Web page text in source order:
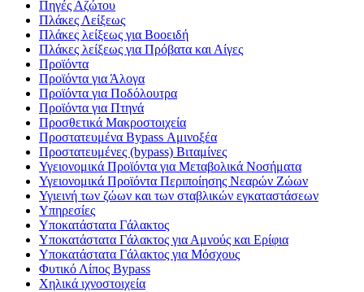
Πηγές Αζώτου
Πλάκες Λείξεως
Πλάκες λείξεως για Βοοειδή
Πλάκες λείξεως για Πρόβατα και Αίγες
Προϊόντα
Προϊόντα για Άλογα
Προϊόντα για Ποδόλουτρα
Προϊόντα για Πτηνά
Προσθετικά Μακροστοιχεία
Προστατευμένα Bypass Αμινοξέα
Προστατευμένες (bypass) Βιταμίνες
Υγειονομικά Προϊόντα για Μεταβολικά Νοσήματα
Υγειονομικά Προϊόντα Περιποίησης Νεαρών Ζώων
Υγιεινή των ζώων και των σταβλικών εγκαταστάσεων
Υπηρεσίες
Υποκατάστατα Γάλακτος
Υποκατάστατα Γάλακτος για Αμνούς και Ερίφια
Υποκατάστατα Γάλακτος για Μόσχους
Φυτικό Λίπος Bypass
Χηλικά ιχνοστοιχεία